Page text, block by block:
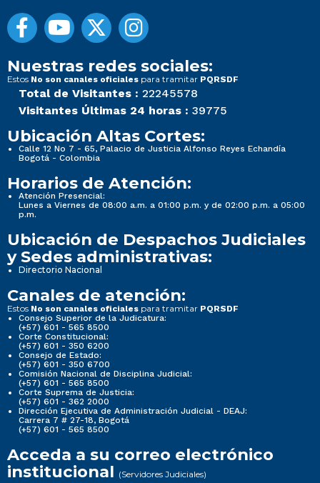
Nuestras redes sociales:
Estos No son canales oficiales para tramitar PQRSDF
Total de Visitantes : 22245578
Visitantes Últimas 24 horas : 39775
Ubicación Altas Cortes:
Calle 12 No 7 - 65, Palacio de Justicia Alfonso Reyes Echandía
Bogotá - Colombia
Horarios de Atención:
Atención Presencial:
Lunes a Viernes de 08:00 a.m. a 01:00 p.m. y de 02:00 p.m. a 05:00
p.m.
Ubicación de Despachos Judiciales
y Sedes administrativas:
Directorio Nacional
Canales de atención:
Estos No son canales oficiales para tramitar PQRSDF
Consejo Superior de la Judicatura:
(+57) 601 - 565 8500
Corte Constitucional:
(+57) 601 - 350 6200
Consejo de Estado:
(+57) 601 - 350 6700
Comisión Nacional de Disciplina Judicial:
(+57) 601 - 565 8500
Corte Suprema de Justicia:
(+57) 601 - 362 2000
Dirección Ejecutiva de Administración Judicial - DEAJ:
Carrera 7 # 27-18, Bogotá
(+57) 601 - 565 8500
Acceda a su correo electrónico
institucional (Servidores Judiciales)